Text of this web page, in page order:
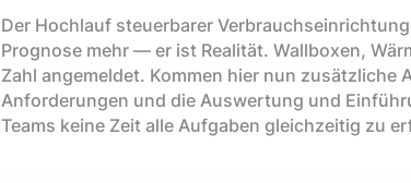
Der Hochlauf steuerbarer
Prognose mehr — er ist Realität. Wallboxen,
Zahl angemeldet. Kommen hier nun
Anforderungen und die Auswertung und
Teams keine Zeit alle Aufgaben gleichzeitig zu